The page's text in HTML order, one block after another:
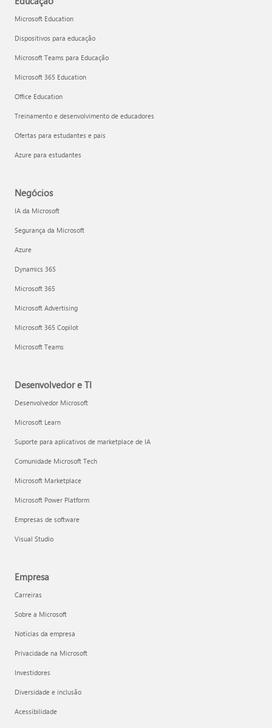
Microsoft Education
Dispositivos para educação
Microsoft Teams para Educação
Microsoft 365 Education
Office Education
Treinamento e desenvolvimento de educadores
Ofertas para estudantes e pais
Azure para estudantes
Negócios
IA da Microsoft
Segurança da Microsoft
Azure
Dynamics 365
Microsoft 365
Microsoft Advertising
Microsoft 365 Copilot
Microsoft Teams
Desenvolvedor e TI
Desenvolvedor Microsoft
Microsoft Learn
Suporte para aplicativos de marketplace de IA
Comunidade Microsoft Tech
Microsoft Marketplace
Microsoft Power Platform
Empresas de software
Visual Studio
Empresa
Carreiras
Sobre a Microsoft
Notícias da empresa
Privacidade na Microsoft
Investidores
Diversidade e inclusão
Acessibilidade